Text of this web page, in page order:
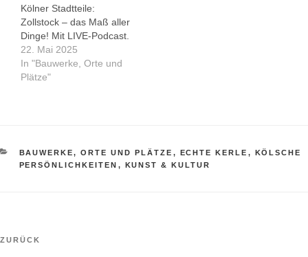
Kölner Stadtteile:
Zollstock – das Maß aller
Dinge! Mit LIVE-Podcast.
22. Mai 2025
In "Bauwerke, Orte und
Plätze"
KATEGORIEN
BAUWERKE, ORTE UND PLÄTZE , ECHTE KERLE , KÖLSCHE
PERSÖNLICHKEITEN , KUNST & KULTUR
Beitragsnavigation
Vorheriger
ZURÜCK